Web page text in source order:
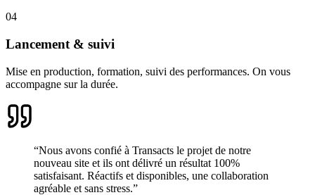
04
Lancement & suivi
Mise en production, formation, suivi des performances. On vous
accompagne sur la durée.
“Nous avons confié à Transacts le projet de notre
nouveau site et ils ont délivré un résultat 100%
satisfaisant. Réactifs et disponibles, une collaboration
agréable et sans stress.”